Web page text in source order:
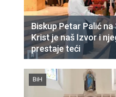
Biskup Petar Palić
Krist je naš Izvor i
prestaje teći
BiH